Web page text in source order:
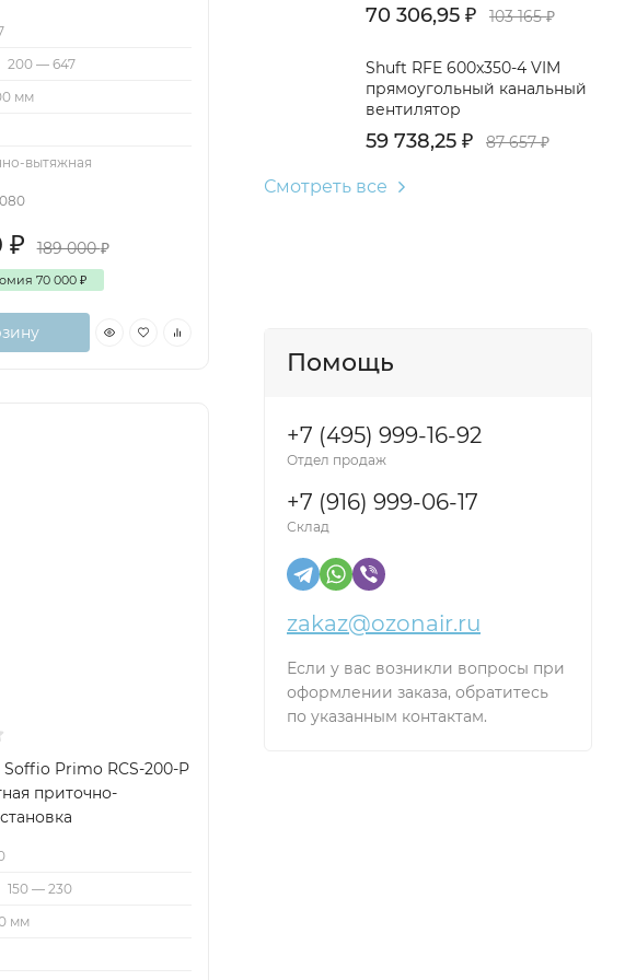
200 — 647
мм
вытяжная
₽ 189 000₽
70 000 ₽
Primo RCS-200-P
приточно-
150 — 230
мм
70 306,95 ₽ 103 165₽
Shuft RFE 600x350-4 VIM
прямоугольный канальный
вентилятор
59 738,25 ₽ 87 657₽
Смотреть все
Помощь
+7 (495) 999-16-92
Отдел продаж
+7 (916) 999-06-17
Склад
zakaz@ozonair.ru
Если у вас возникли вопросы при
оформлении заказа, обратитесь
по указанным контактам.